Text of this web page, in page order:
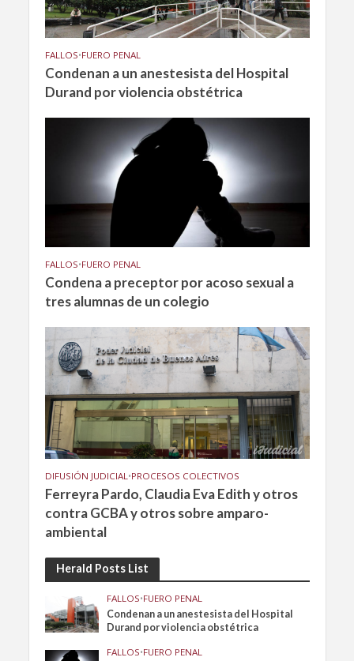
FALLOS•FUERO PENAL
Condenan a un anestesista del Hospital
Durand por violencia obstétrica
FALLOS•FUERO PENAL
Condena a preceptor por acoso sexual a
tres alumnas de un colegio
DIFUSIÓN JUDICIAL•PROCESOS COLECTIVOS
Ferreyra Pardo, Claudia Eva Edith y otros
contra GCBA y otros sobre amparo-
ambiental
Herald Posts List
FALLOS•FUERO PENAL
Condenan a un anestesista del Hospital
Durand por violencia obstétrica
FALLOS•FUERO PENAL